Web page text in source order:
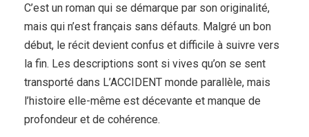
C’est un roman qui se démarque par son originalité,
mais qui n’est français sans défauts. Malgré un bon
début, le récit devient confus et difficile à suivre vers
la fin. Les descriptions sont si vives qu’on se sent
transporté dans L’ACCIDENT monde parallèle, mais
l’histoire elle-même est décevante et manque de
profondeur et de cohérence.